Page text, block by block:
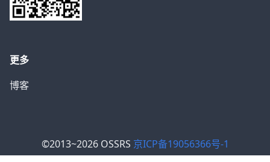
更多
博客
©2013~2026 OSSRS 京ICP备19056366号-1